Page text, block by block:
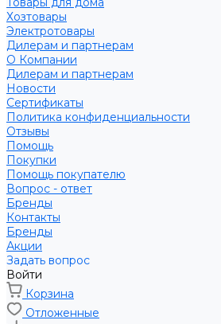
Хозтовары
Электротовары
Дилерам и партнерам
О Компании
Дилерам и партнерам
Новости
Сертификаты
Политика конфиденциальности
Отзывы
Помощь
Покупки
Помощь покупателю
Вопрос - ответ
Бренды
Контакты
Бренды
Акции
Задать вопрос
Войти
Корзина
Отложенные